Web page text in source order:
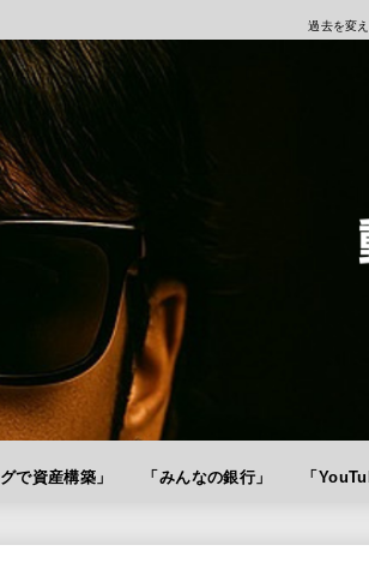
過去を変
で資産構築」 「みんなの銀行」 「